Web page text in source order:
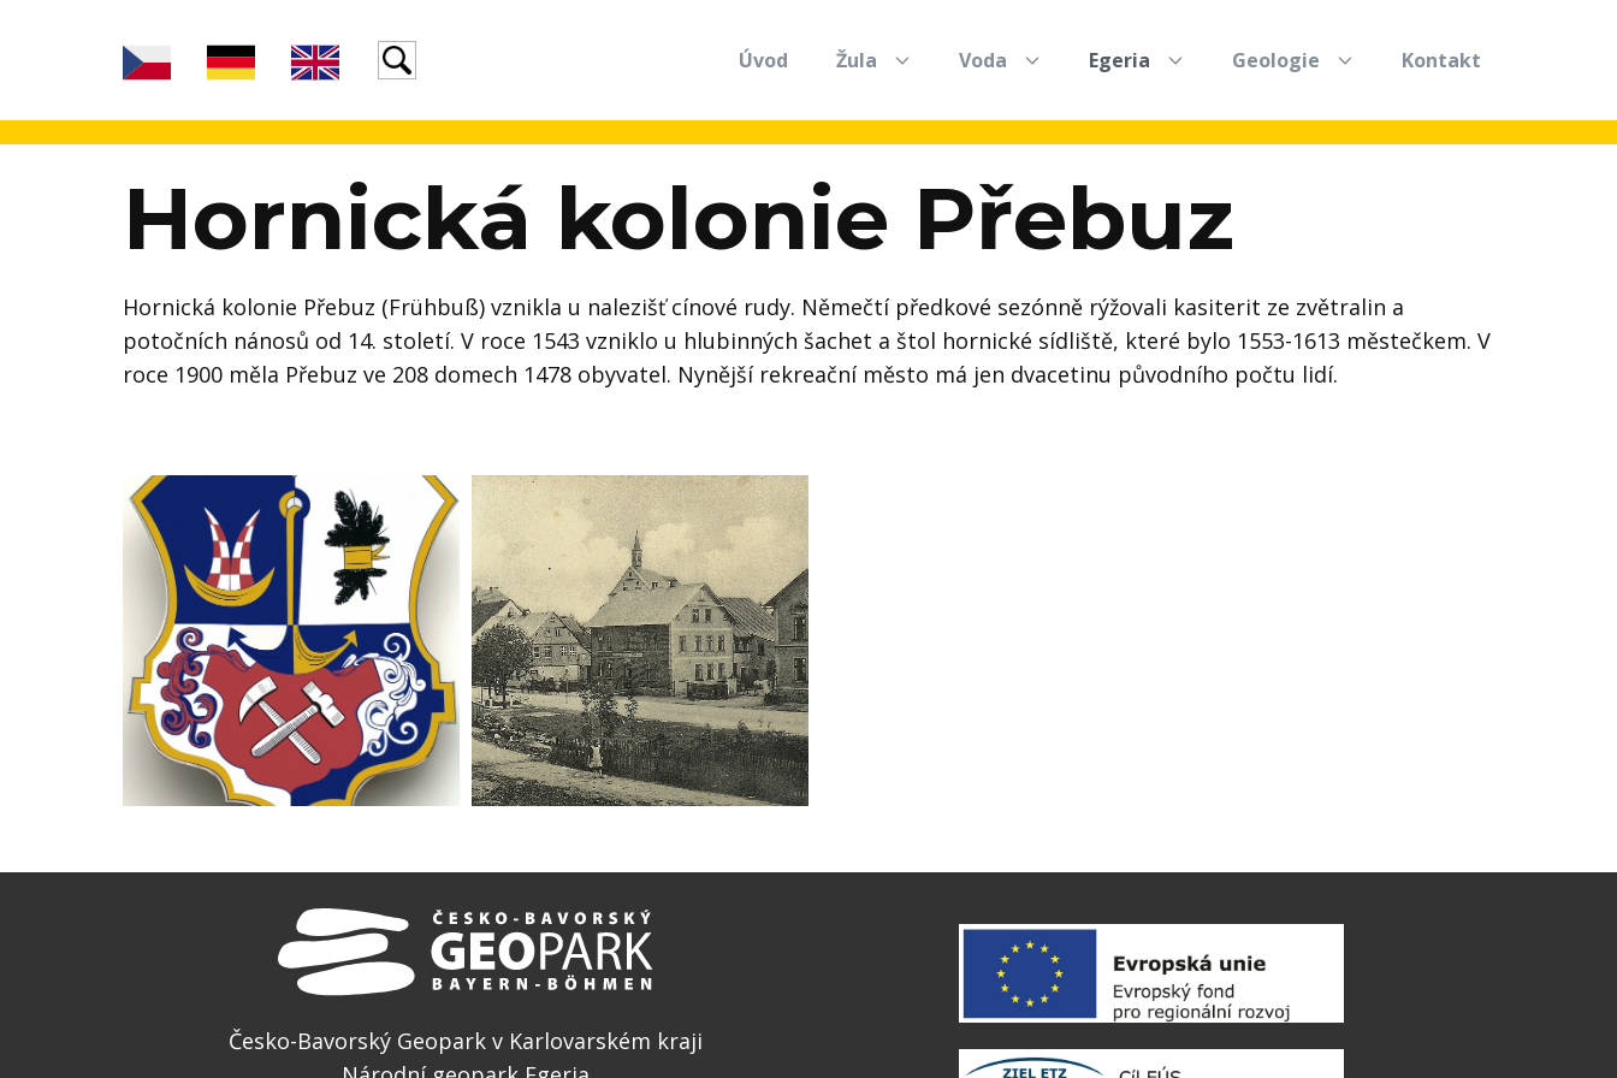
Úvod Žula Voda Egeria Geologie Kontakt
Hornická kolonie Přebuz
Hornická kolonie Přebuz (Frühbuß) vznikla u nalezišť cínové rudy. Němečtí předkové sezónně rýžovali kasiterit ze zvětralin a
potočních nánosů od 14. století. V roce 1543 vzniklo u hlubinných šachet a štol hornické sídliště, které bylo 1553-1613 městečkem. V
roce 1900 měla Přebuz ve 208 domech 1478 obyvatel. Nynější rekreační město má jen dvacetinu původního počtu lidí.
Česko-Bavorský Geopark v Karlovarském kraji